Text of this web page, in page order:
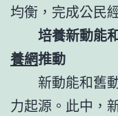
均衡，完成公民
培養新動能
養網推動
新動能和舊
力起源。此中，